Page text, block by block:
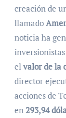
creación de
llamado
noticia ha
inversionistas
elvalor de la
director
acciones de
en293,94